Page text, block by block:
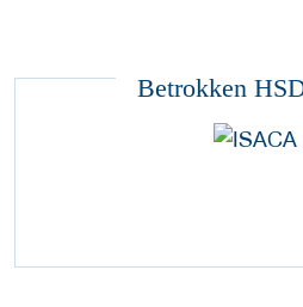
Betrokken